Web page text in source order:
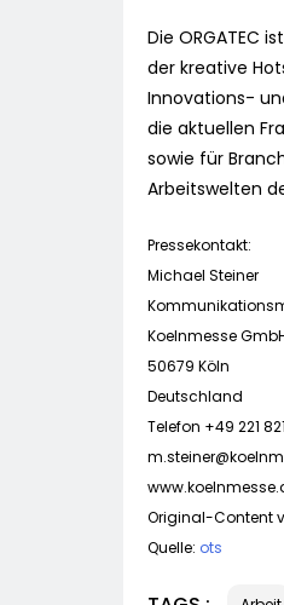
Die ORGATEC
der kreative
Innovations-
die aktuellen
sowie für
Arbeitswelten
Pressekontakt:
Michael Steiner
Koelnmesse
50679 Köln
Deutschland
Telefon +49 221
Original-Content
Quelle: ots